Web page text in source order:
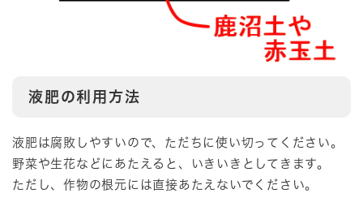
液肥の利用方法
液肥は腐敗しやすいので、ただちに使い切ってください。
野菜や生花などにあたえると、いきいきとしてきます。
ただし、作物の根元には直接あたえないでください。